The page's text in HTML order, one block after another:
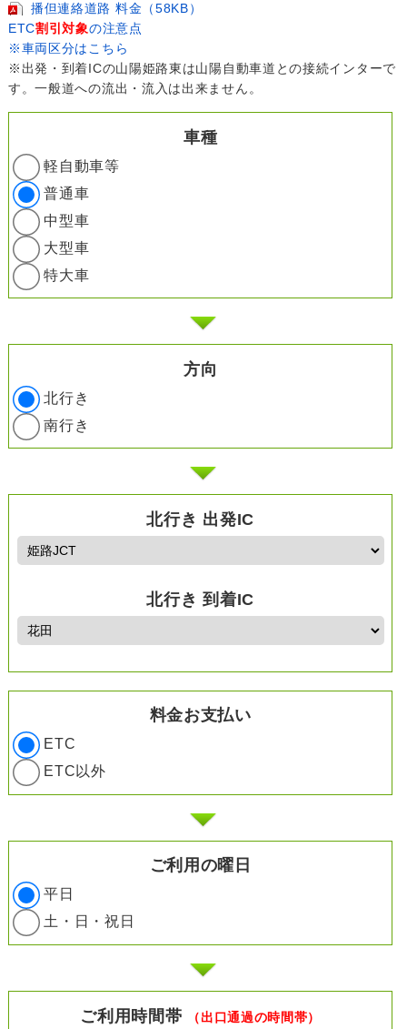
播但連絡道路 料金（58KB）
ETC割引対象の注意点
※車両区分はこちら
※出発・到着ICの山陽姫路東は山陽自動車道との接続インターで
す。一般道への流出・流入は出来ません。
車種
軽自動車等
普通車
中型車
大型車
特大車
方向
北行き
南行き
北行き 出発IC
北行き 到着IC
料金お支払い
ETC
ETC以外
ご利用の曜日
平日
土・日・祝日
ご利用時間帯 （出口通過の時間帯）